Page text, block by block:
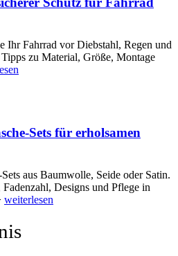
Ihr Fahrrad vor Diebstahl, Regen und
zu Material, Größe, Montage
Sets für erholsamen
aus Baumwolle, Seide oder Satin.
Designs und Pflege in
weiterlesen